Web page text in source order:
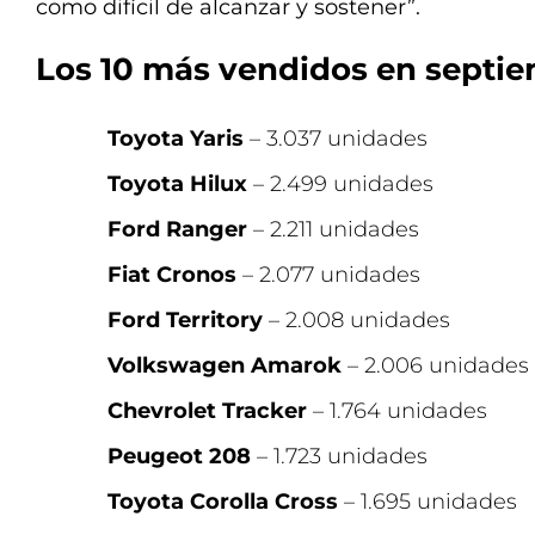
como difícil de alcanzar y sostener”.
Los 10 más vendidos en
Toyota Yaris – 3.037 unidades
Toyota Hilux – 2.499 unidades
Ford Ranger – 2.211 unidades
Fiat Cronos – 2.077 unidades
Ford Territory – 2.008 unidades
Volkswagen Amarok – 2.006 unidades
Chevrolet Tracker – 1.764 unidades
Peugeot 208 – 1.723 unidades
Toyota Corolla Cross – 1.695 unidades